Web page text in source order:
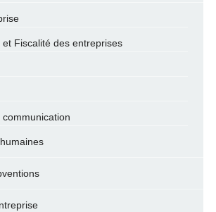
Fiscalité des entreprises